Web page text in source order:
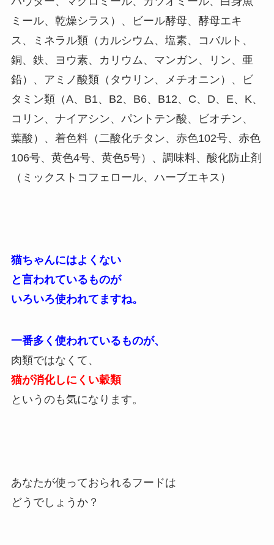
ミール、乾燥シラス）、ビール酵母、酵母エキ
ス、ミネラル類（カルシウム、塩素、コバルト、
銅、鉄、ヨウ素、カリウム、マンガン、リン、亜
鉛）、アミノ酸類（タウリン、メチオニン）、ビ
タミン類（A、B1、B2、B6、B12、C、D、E、K、
コリン、ナイアシン、パントテン酸、ビオチン、
葉酸）、着色料（二酸化チタン、赤色102号、赤色
106号、黄色4号、黄色5号）、調味料、酸化防止剤
（ミックストコフェロール、ハーブエキス）
猫ちゃんにはよくない
と言われているものが
いろいろ使われてますね。
一番多く使われているものが、
肉類ではなくて、
猫が消化しにくい穀類
というのも気になります。
あなたが使っておられるフードは
どうでしょうか？